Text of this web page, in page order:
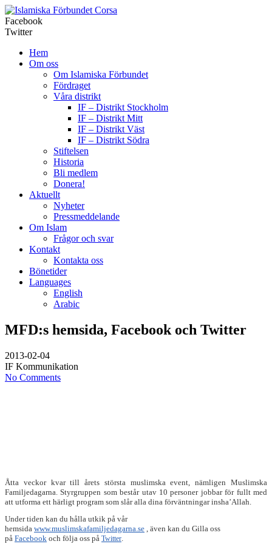
Corsa
Facebook
Twitter
Hem
Om oss
Om Islamiska Förbundet
Fördraget
Våra distrikt
IF – Distrikt Stockholm
IF – Distrikt Mitt
IF – Distrikt Väst
IF – Distrikt Södra
Stiftelsen
Historia
Bli medlem
Donera!
Aktuellt
Nyheter
Pressmeddelande
Om Islam
Frågor och svar
Kontakt
Kontakta oss
Bönetider
Languages
English
Arabic
MFD:s hemsida, Facebook och Twitter
2013-02-04
IF Kommunikation
No Comments
Åtta veckor kvar till årets största muslimska event, nämligen Muslimska
Familjedagarna. Styrgruppen som består utav 10 personer jobbar för fullt med
att utforma ett härligt program som slår alla dina förväntningar insha’Allah.
Under tiden kan du hålla utkik på vår
hemsida www.muslimskafamiljedagarna.se , även kan du Gilla oss
på Facebook och följa oss på Twitter